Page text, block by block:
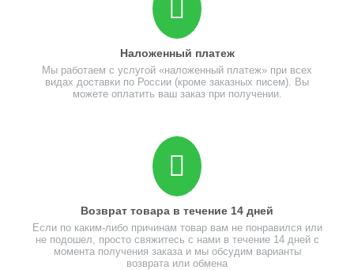
Наложенный платеж
Мы работаем с услугой «наложенный платеж» при всех
видах доставки по России (кроме заказных писем). Вы
можете оплатить ваш заказ при получении.
Возврат товара в течение 14 дней
Если по каким-либо причинам товар вам не понравился или
не подошел, просто свяжитесь с нами в течение 14 дней с
момента получения заказа и мы обсудим варианты
возврата или обмена